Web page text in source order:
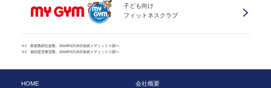
子ども向け
フィットネスクラブ
※1 家庭教師生徒数、2016年5月20日産經メディックス調べ
※2 個別直営教室数、2016年5月20日産經メディックス調べ
HOME
会社概要